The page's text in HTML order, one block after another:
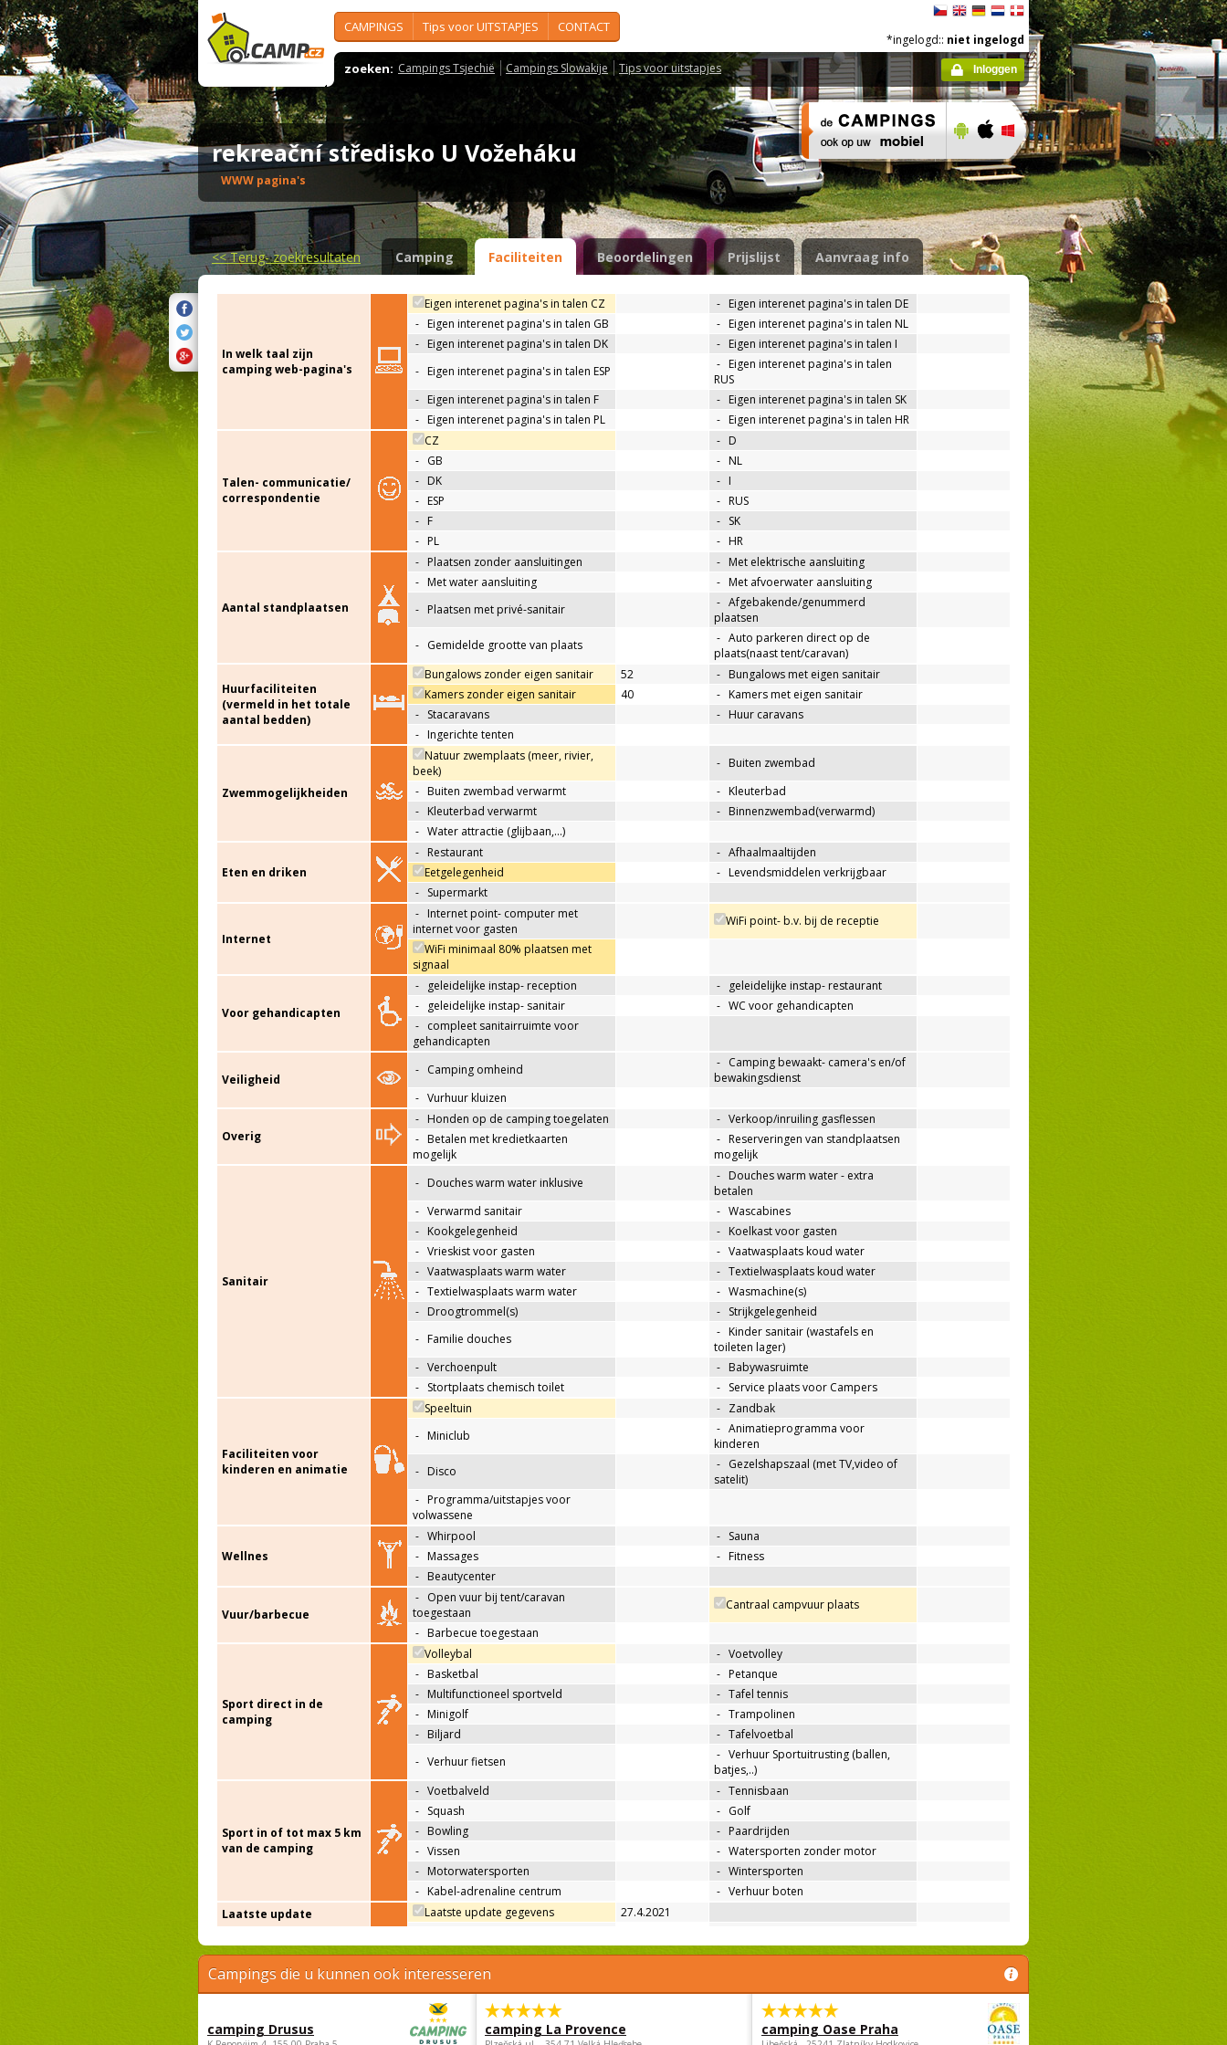
CAMPINGS Tips voor UITSTAPJES CONTACT
zoeken: Campings Tsjechië Campings Slowakije Tips voor uitstapjes
*ingelogd:: niet ingelogd
Inloggen
rekreační středisko U Vožeháku
WWW pagina's
<<Terug- zoekresultaten Camping Faciliteiten Beoordelingen Prijslijst Aanvraag info
In welk taal zijn
camping web-pagina's
Eigen interenet pagina's in talen CZ - Eigen interenet pagina's in talen DE
- Eigen interenet pagina's in talen GB - Eigen interenet pagina's in talen NL
- Eigen interenet pagina's in talen DK - Eigen interenet pagina's in talen I
- Eigen interenet pagina's in talen ESP - Eigen interenet pagina's in talen
RUS
- Eigen interenet pagina's in talen F - Eigen interenet pagina's in talen SK
- Eigen interenet pagina's in talen PL - Eigen interenet pagina's in talen HR
Talen- communicatie/
correspondentie
CZ - D
- GB - NL
- DK - I
- ESP - RUS
- F - SK
- PL - HR
Aantal standplaatsen
- Plaatsen zonder aansluitingen - Met elektrische aansluiting
- Met water aansluiting - Met afvoerwater aansluiting
- Plaatsen met privé-sanitair - Afgebakende/genummerd
plaatsen
- Gemidelde grootte van plaats - Auto parkeren direct op de
plaats(naast tent/caravan)
Huurfaciliteiten
(vermeld in het totale
aantal bedden)
Bungalows zonder eigen sanitair 52 - Bungalows met eigen sanitair
Kamers zonder eigen sanitair
40 - Kamers met eigen sanitair
- Stacaravans - Huur caravans
- Ingerichte tenten
Zwemmogelijkheiden
Natuur zwemplaats (meer, rivier,
beek)
- Buiten zwembad
- Buiten zwembad verwarmt - Kleuterbad
- Kleuterbad verwarmt - Binnenzwembad(verwarmd)
- Water attractie (glijbaan,…)
Eten en driken
- Restaurant - Afhaalmaaltijden
Eetgelegenheid
- Levendsmiddelen verkrijgbaar
- Supermarkt
Internet
- Internet point- computer met
internet voor gasten
WiFi point- b.v. bij de receptie
WiFi minimaal 80% plaatsen met
signaal
Voor gehandicapten
- geleidelijke instap- reception -
geleidelijke instap- restaurant
-
geleidelijke instap- sanitair - WC voor gehandicapten
- compleet sanitairruimte voor
gehandicapten
Veiligheid
- Camping omheind - Camping bewaakt- camera's en/of
bewakingsdienst
- Vurhuur kluizen
Overig
- Honden op de camping toegelaten - Verkoop/inruiling gasflessen
- Betalen met kredietkaarten
mogelijk
- Reserveringen van standplaatsen
mogelijk
Sanitair
- Douches warm water inklusive - Douches warm water - extra
betalen
- Verwarmd sanitair - Wascabines
- Kookgelegenheid - Koelkast voor gasten
- Vrieskist voor gasten - Vaatwasplaats koud water
- Vaatwasplaats warm water - Textielwasplaats koud water
- Textielwasplaats warm water - Wasmachine(s)
- Droogtrommel(s) - Strijkgelegenheid
- Familie douches - Kinder sanitair (wastafels en
toileten lager)
- Verchoenpult - Babywasruimte
- Stortplaats chemisch toilet - Service plaats voor Campers
Faciliteiten voor
kinderen en animatie
Speeltuin - Zandbak
- Miniclub - Animatieprogramma voor
kinderen
- Disco - Gezelshapszaal (met TV,video of
satelit)
- Programma/uitstapjes voor
volwassene
Wellnes
- Whirpool - Sauna
- Massages - Fitness
- Beautycenter
Vuur/barbecue
- Open vuur bij tent/caravan
toegestaan
Cantraal campvuur plaats
- Barbecue toegestaan
Sport direct in de
camping
Volleybal - Voetvolley
- Basketbal - Petanque
- Multifunctioneel sportveld - Tafel tennis
- Minigolf - Trampolinen
- Biljard - Tafelvoetbal
- Verhuur fietsen - Verhuur Sportuitrusting (ballen,
batjes,..)
Sport in of tot max 5 km
van de camping
- Voetbalveld - Tennisbaan
- Squash - Golf
- Bowling - Paardrijden
- Vissen - Watersporten zonder motor
- Motorwatersporten - Wintersporten
- Kabel-adrenaline centrum - Verhuur boten
Laatste update
Laatste update gegevens 27.4.2021
Campings die u kunnen ook interesseren
camping Drusus camping La Provence camping Oase Praha